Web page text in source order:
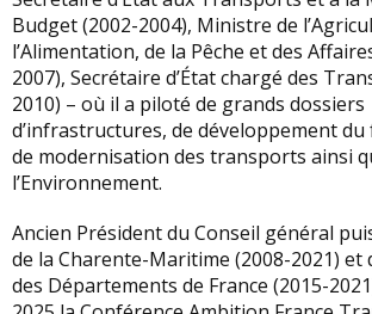
Budget (2002-2004), Ministre de
l’Alimentation, de la Pêche et des
2007), Secrétaire d’État chargé des
2010) – où il a piloté de grands dossiers
d’infrastructures, de développement
de modernisation des transports ainsi
l’Environnement.
Ancien Président du Conseil général
de la Charente-Maritime (2008-2021) et
des Départements de France (2015-